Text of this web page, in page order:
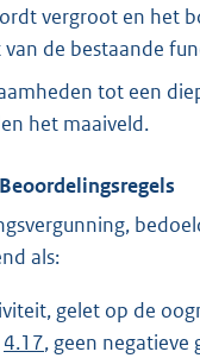
vergroot en het
van de bestaande
tot een
het maaiveld.
Beoordelingsregels
als:
gelet op de
4.17, geen negatieve